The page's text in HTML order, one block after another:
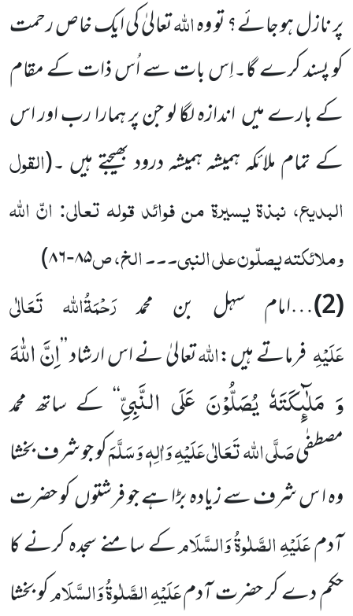
پر نازل ہو جائے؟ تو وہاللہتعالیٰ کی ایک خاص رحمت
کو پسند کرے گا۔اِس بات سے اُس ذات کے مقام
کے بارے میں اندازہ لگا لو جن پر ہمارا رب اور اس
کے تمام ملائکہ ہمیشہ ہمیشہ درود بھیجتے ہیں ۔(القول
البدیع، نبذۃ یسیرۃ من فوائد قولہ تعالی: انّ اللّٰہ
وملائکتہ یصلّون علی النبی۔۔۔ الخ، ص۸۵-۸۶)
(2) …امام سہل بن محمد رَحْمَۃُاللہ تَعَالٰی
عَلَیْہِفرماتے ہیں:اللہتعالیٰ نے اس ارشاد ’’اِنَّ اللّٰهَ
وَ مَلٰٓىٕكَتَهٗ یُصَلُّوْنَ عَلَى النَّبِیِّ‘‘ کے ساتھ محمد
مصطفٰیصَلَّی اللہ تَعَالٰی عَلَیْہِ وَاٰلِہٖ وَسَلَّمَکو جو شرف بخشا
وہ ا س شرف سے زیادہ بڑا ہے جو فرشتوں کو حضرت
آدمعَلَیْہِالصَّلٰوۃُوَالسَّلَامکے سامنے سجدہ کرنے کا
حکم دے کر حضرت آدمعَلَیْہِالصَّلٰوۃُوَالسَّلَامکو بخشا